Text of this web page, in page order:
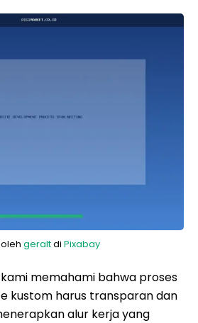
geraltdi Pixabay
kami memahami bahwa proses
kustom harus transparan dan
alur kerja yang